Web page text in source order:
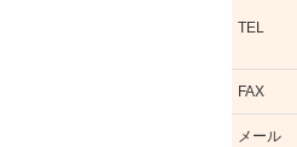
TEL
FAX
メール